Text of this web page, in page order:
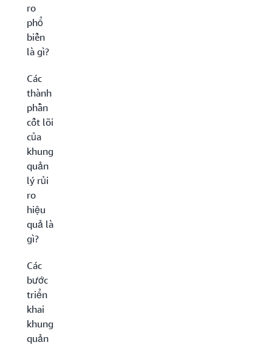
ro
phổ
biến
là gì?
Các
thành
phần
cốt lõi
của
khung
quản
lý rủi
ro
hiệu
quả là
gì?
Các
bước
triển
khai
khung
quản